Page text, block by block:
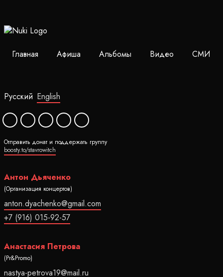
Главная Афиша Альбомы Видео СМИ
Русский English
Отправить донат и поддержать группу
boosty.to/stavrowitch
Антон Дьяченко
(Организация концертов)
anton.dyachenko@gmail.com
+7 (916) 015-92-57
Анастасия Петрова
(Pr&Promo)
nastya-petrova19@mail.ru